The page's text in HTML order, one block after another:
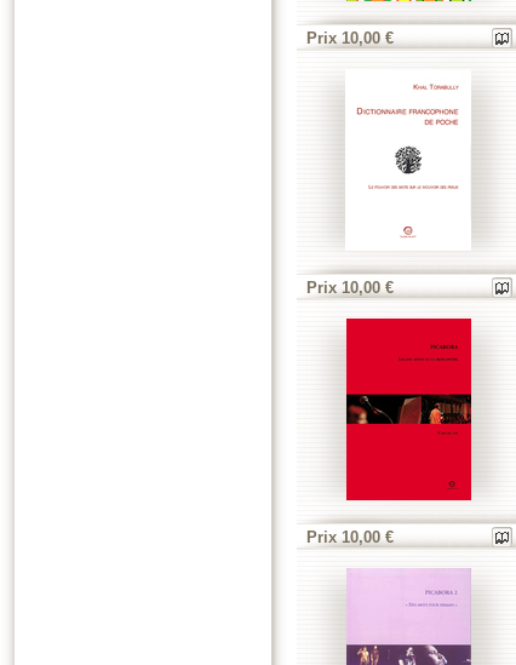
Prix 10,00 €
Prix 10,00 €
Prix 10,00 €